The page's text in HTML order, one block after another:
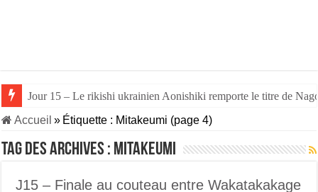
Jour 15 – Le rikishi ukrainien Aonishiki remporte le titre de
Jour 14 – Aonishiki triomphe de Takerufuji et se rapproche du
Accueil » Étiquette : Mitakeumi (page 4)
Tag des archives : Mitakeumi
J15 – Finale au couteau entre Wakatakakage